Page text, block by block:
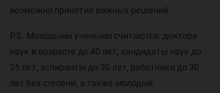
возможно принятие важных решений.
P.S. Молодыми учеными считаются: доктора
наук в возрасте до 40 лет, кандидаты наук до
35 лет, аспиранты до 30 лет, работники до 30
лет без степени, а также молодые